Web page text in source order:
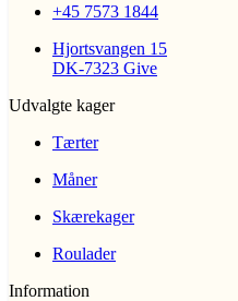
+45 7573 1844
Hjortsvangen 15
DK-7323 Give
Udvalgte kager
Tærter
Måner
Skærekager
Roulader
Information